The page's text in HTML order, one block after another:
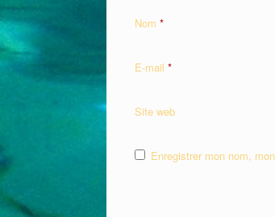
Nom *
E-mail *
Site web
Enregistrer mon nom,